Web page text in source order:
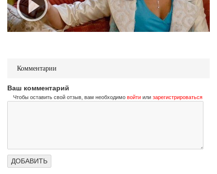
Комментарии
Ваш комментарий
Чтобы оставить свой отзыв, вам необходимо войти или зарегистрироваться